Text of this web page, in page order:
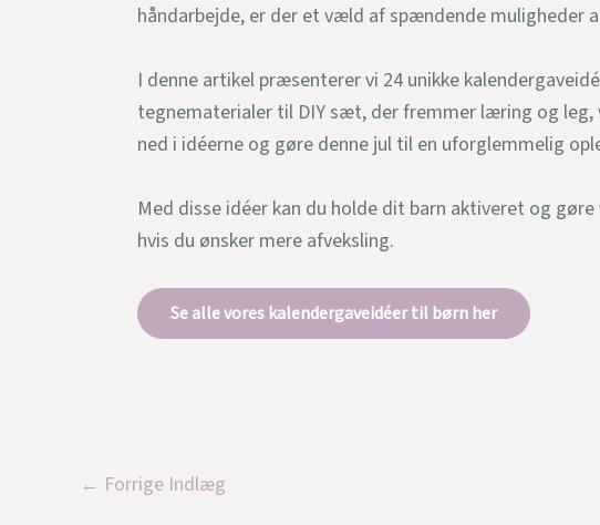
håndarbejde, er der et væld af spændende muligheder
I denne artikel præsenterer vi 24 unikke
tegnematerialer til DIY sæt, der fremmer læring og
ned i idéerne og gøre denne jul til en uforglemmelig
Med disse idéer kan du holde dit barn aktiveret og
hvis du ønsker mere afveksling.
Se alle vores kalendergaveidéer til børn her
← Forrige Indlæg